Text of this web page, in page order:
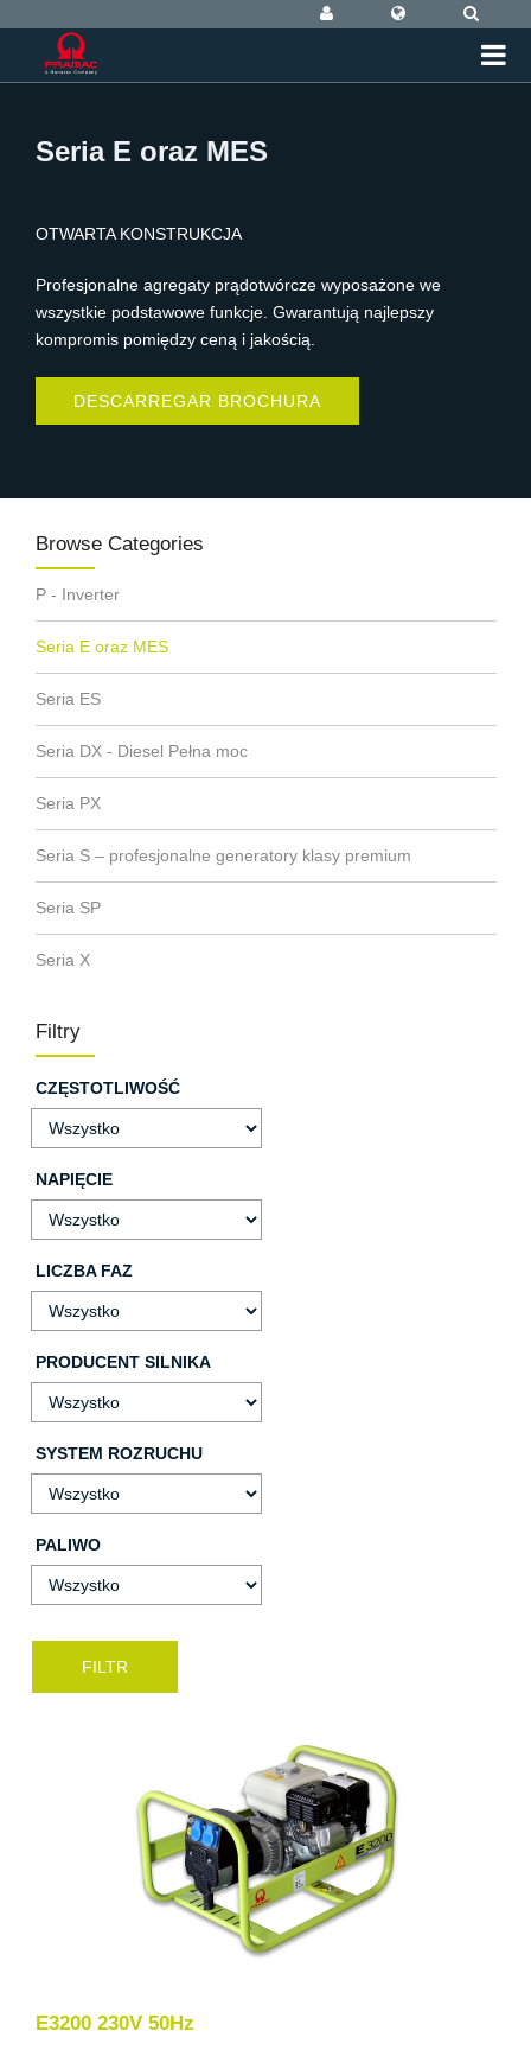
Seria E oraz MES
OTWARTA KONSTRUKCJA
Profesjonalne agregaty prądotwórcze wyposażone we
wszystkie podstawowe funkcje. Gwarantują najlepszy
kompromis pomiędzy ceną i jakością.
DESCARREGAR BROCHURA
Browse Categories
P - Inverter
Seria E oraz MES
Seria ES
Seria DX - Diesel Pełna moc
Seria PX
Seria S – profesjonalne generatory klasy premium
Seria SP
Seria X
Filtry
CZĘSTOTLIWOŚĆ
NAPIĘCIE
LICZBA FAZ
PRODUCENT SILNIKA
SYSTEM ROZRUCHU
PALIWO
E3200 230V 50Hz